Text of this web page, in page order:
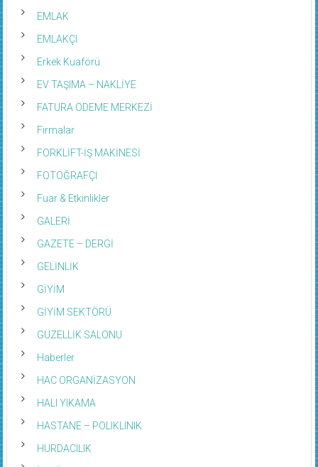
EMLAK
EMLAKÇI
Erkek Kuaförü
EV TAŞIMA – NAKLİYE
FATURA ÖDEME MERKEZİ
Firmalar
FORKLİFT-İŞ MAKİNESİ
FOTOĞRAFÇI
Fuar & Etkinlikler
GALERİ
GAZETE – DERGİ
GELİNLİK
GİYİM
GİYİM SEKTÖRÜ
GÜZELLİK SALONU
Haberler
HAC ORGANİZASYON
HALI YIKAMA
HASTANE – POLIKLINIK
HURDACILIK